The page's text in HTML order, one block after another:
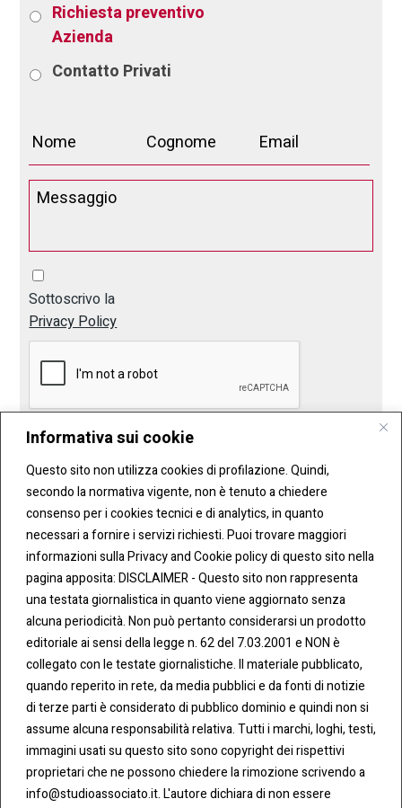
Informativa sui cookie
Questo sito non utilizza cookies di profilazione. Quindi,
secondo la normativa vigente, non è tenuto a chiedere
consenso per i cookies tecnici e di analytics, in quanto
necessari a fornire i servizi richiesti. Puoi trovare maggiori
informazioni sulla Privacy and Cookie policy di questo sito nella
pagina apposita: DISCLAIMER - Questo sito non rappresenta
una testata giornalistica in quanto viene aggiornato senza
alcuna periodicità. Non può pertanto considerarsi un prodotto
editoriale ai sensi della legge n. 62 del 7.03.2001 e NON è
collegato con le testate giornalistiche. Il materiale pubblicato,
quando reperito in rete, da media pubblici e da fonti di notizie
di terze parti è considerato di pubblico dominio e quindi non si
assume alcuna responsabilità relativa. Tutti i marchi, loghi, testi,
immagini usati su questo sito sono copyright dei rispettivi
proprietari che ne possono chiedere la rimozione scrivendo a
info@studioassociato.it. L'autore dichiara di non essere
Richiesta preventivo
Azienda
Contatto Privati
Sottoscrivo la
Privacy Policy
CONT
ATTI
Tel:
0283438.482
0283438.483
COOKI
E &
PRIVA
CY
Cookie
Policy
Privacy
Policy